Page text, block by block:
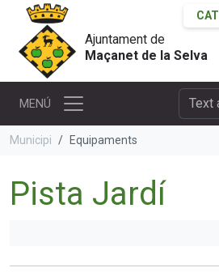
CAT
Ajuntament de
Maçanet de la Selva
MENÚ
Municipi Equipaments
Pista Jardí